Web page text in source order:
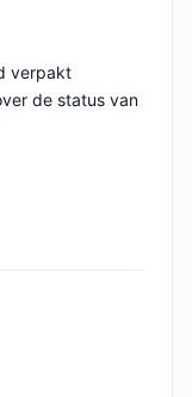
verpakt
de status van